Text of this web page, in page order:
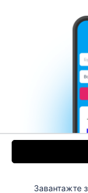
Завантажте
© 2006–2026